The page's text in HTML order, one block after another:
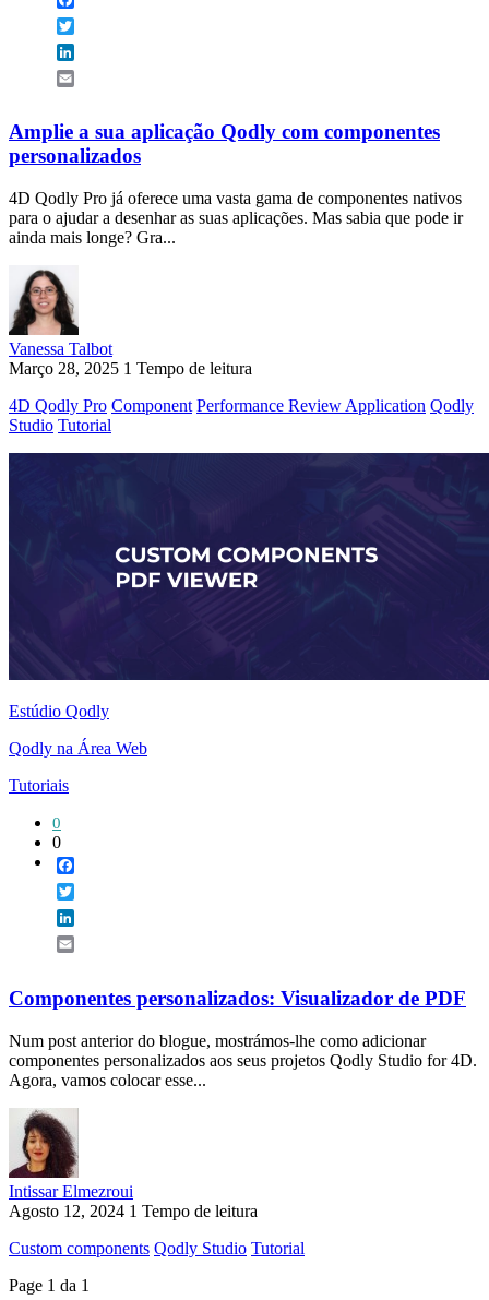
Amplie a sua aplicação Qodly com componentes
personalizados
4D Qodly Pro já oferece uma vasta gama de componentes nativos
para o ajudar a desenhar as suas aplicações. Mas sabia que pode ir
ainda mais longe? Gra...
Vanessa Talbot
Março 28, 2025 1 Tempo de leitura
4D Qodly Pro Component Performance Review Application Qodly
Studio Tutorial
Estúdio Qodly
Qodly na Área Web
Tutoriais
0
0
Componentes personalizados: Visualizador de PDF
Num post anterior do blogue, mostrámos-lhe como adicionar
componentes personalizados aos seus projetos Qodly Studio for 4D.
Agora, vamos colocar esse...
Intissar Elmezroui
Agosto 12, 2024 1 Tempo de leitura
Custom components Qodly Studio Tutorial
Page 1 da 1